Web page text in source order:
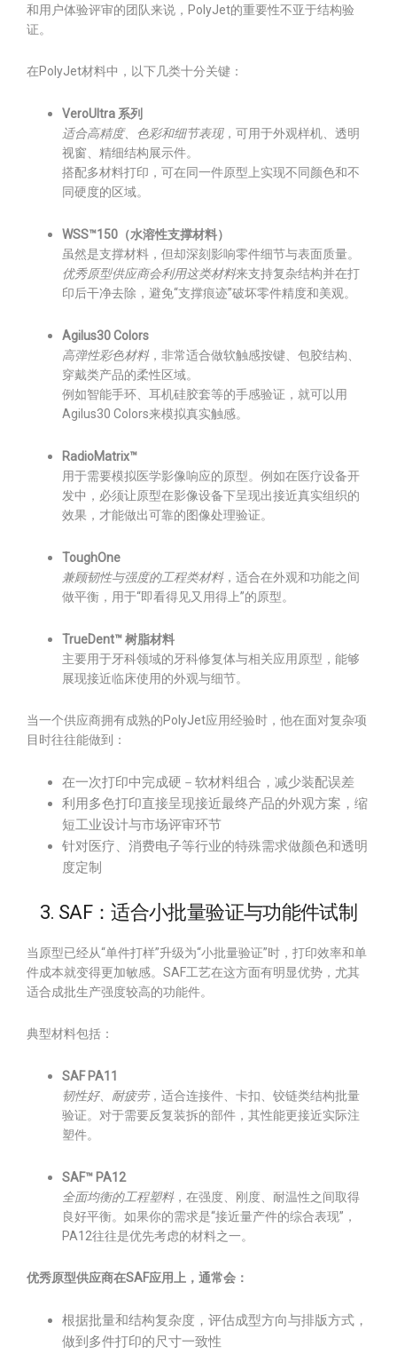
和用户体验评审的团队来说，PolyJet的重要性不亚于结构验
证。
在PolyJet材料中，以下几类十分关键：
VeroUltra 系列
适合高精度、色彩和细节表现，可用于外观样机、透明
视窗、精细结构展示件。
搭配多材料打印，可在同一件原型上实现不同颜色和不
同硬度的区域。
WSS™150（水溶性支撑材料）
虽然是支撑材料，但却深刻影响零件细节与表面质量。
优秀原型供应商会利用这类材料来支持复杂结构并在打
印后干净去除，避免“支撑痕迹”破坏零件精度和美观。
Agilus30 Colors
高弹性彩色材料，非常适合做软触感按键、包胶结构、
穿戴类产品的柔性区域。
例如智能手环、耳机硅胶套等的手感验证，就可以用
Agilus30 Colors来模拟真实触感。
RadioMatrix™
用于需要模拟医学影像响应的原型。例如在医疗设备开
发中，必须让原型在影像设备下呈现出接近真实组织的
效果，才能做出可靠的图像处理验证。
ToughOne
兼顾韧性与强度的工程类材料，适合在外观和功能之间
做平衡，用于“即看得见又用得上”的原型。
TrueDent™ 树脂材料
主要用于牙科领域的牙科修复体与相关应用原型，能够
展现接近临床使用的外观与细节。
当一个供应商拥有成熟的PolyJet应用经验时，他在面对复杂项
目时往往能做到：
在一次打印中完成硬－软材料组合，减少装配误差
利用多色打印直接呈现接近最终产品的外观方案，缩
短工业设计与市场评审环节
针对医疗、消费电子等行业的特殊需求做颜色和透明
度定制
3. SAF：适合小批量验证与功能件试制
当原型已经从“单件打样”升级为“小批量验证”时，打印效率和单
件成本就变得更加敏感。SAF工艺在这方面有明显优势，尤其
适合成批生产强度较高的功能件。
典型材料包括：
SAF PA11
韧性好、耐疲劳，适合连接件、卡扣、铰链类结构批量
验证。对于需要反复装拆的部件，其性能更接近实际注
塑件。
SAF™ PA12
全面均衡的工程塑料，在强度、刚度、耐温性之间取得
良好平衡。如果你的需求是“接近量产件的综合表现”，
PA12往往是优先考虑的材料之一。
优秀原型供应商在SAF应用上，通常会：
根据批量和结构复杂度，评估成型方向与排版方式，
做到多件打印的尺寸一致性